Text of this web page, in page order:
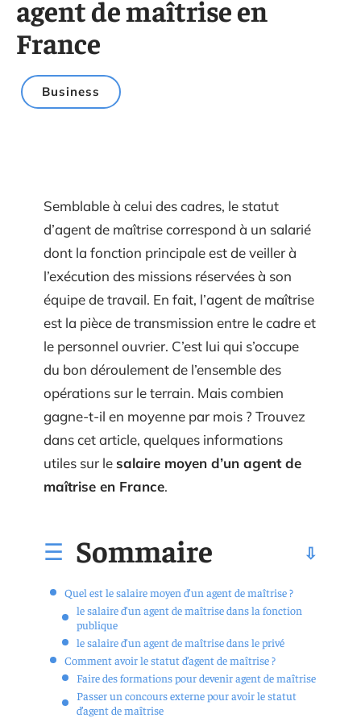
agent de maîtrise en
France
Business
Semblable à celui des cadres, le statut
d’agent de maîtrise correspond à un salarié
dont la fonction principale est de veiller à
l’exécution des missions réservées à son
équipe de travail. En fait, l’agent de maîtrise
est la pièce de transmission entre le cadre et
le personnel ouvrier. C’est lui qui s’occupe
du bon déroulement de l’ensemble des
opérations sur le terrain. Mais combien
gagne-t-il en moyenne par mois ? Trouvez
dans cet article, quelques informations
utiles sur lesalaire moyen d’un agent de
maîtrise en France.
Sommaire
Quel est le salaire moyen d’un agent de maîtrise ?
le salaire d’un agent de maîtrise dans la fonction
publique
le salaire d’un agent de maîtrise dans le privé
Comment avoir le statut d’agent de maîtrise ?
Faire des formations pour devenir agent de maîtrise
Passer un concours externe pour avoir le statut
d’agent de maîtrise